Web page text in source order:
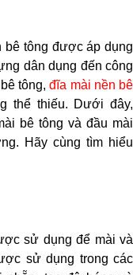
bê tông được áp dụng
dân dụng đến công
tông, đĩa mài nền bê
bê tông và đầu mài
Hãy cùng tìm hiểu
sử dụng để mài và
sử dụng trong các